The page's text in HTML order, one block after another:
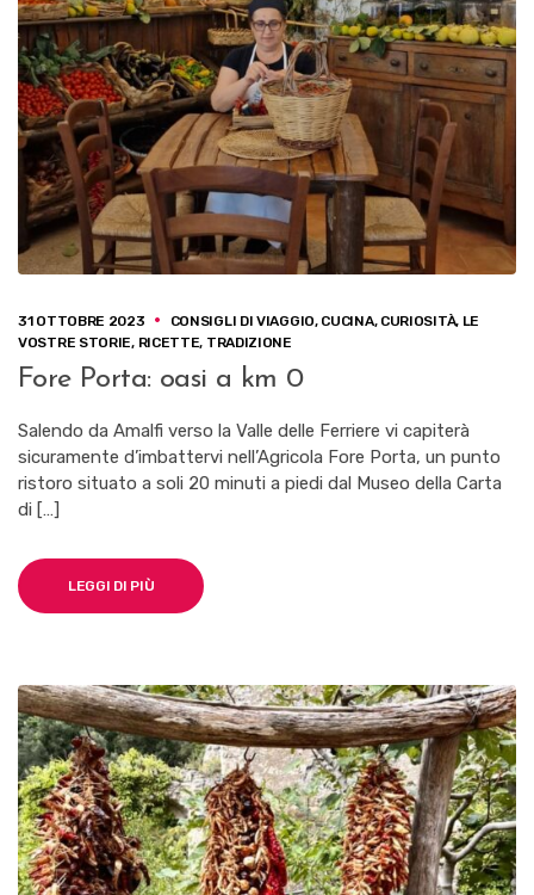
31 OTTOBRE 2023 CONSIGLI DI VIAGGIO, CUCINA, CURIOSITÀ, LE
VOSTRE STORIE, RICETTE, TRADIZIONE
Fore Porta: oasi a km 0
Salendo da Amalfi verso la Valle delle Ferriere vi capiterà
sicuramente d’imbattervi nell’Agricola Fore Porta, un punto
ristoro situato a soli 20 minuti a piedi dal Museo della Carta
di […]
LEGGI DI PIÙ